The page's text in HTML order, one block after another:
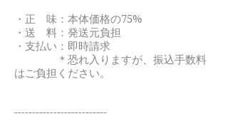
・正 味：本体価格の75%
・送 料：発送元負担
・支払い：即時請求
＊恐れ入りますが、振込手数料
はご負担ください。
--------------------------